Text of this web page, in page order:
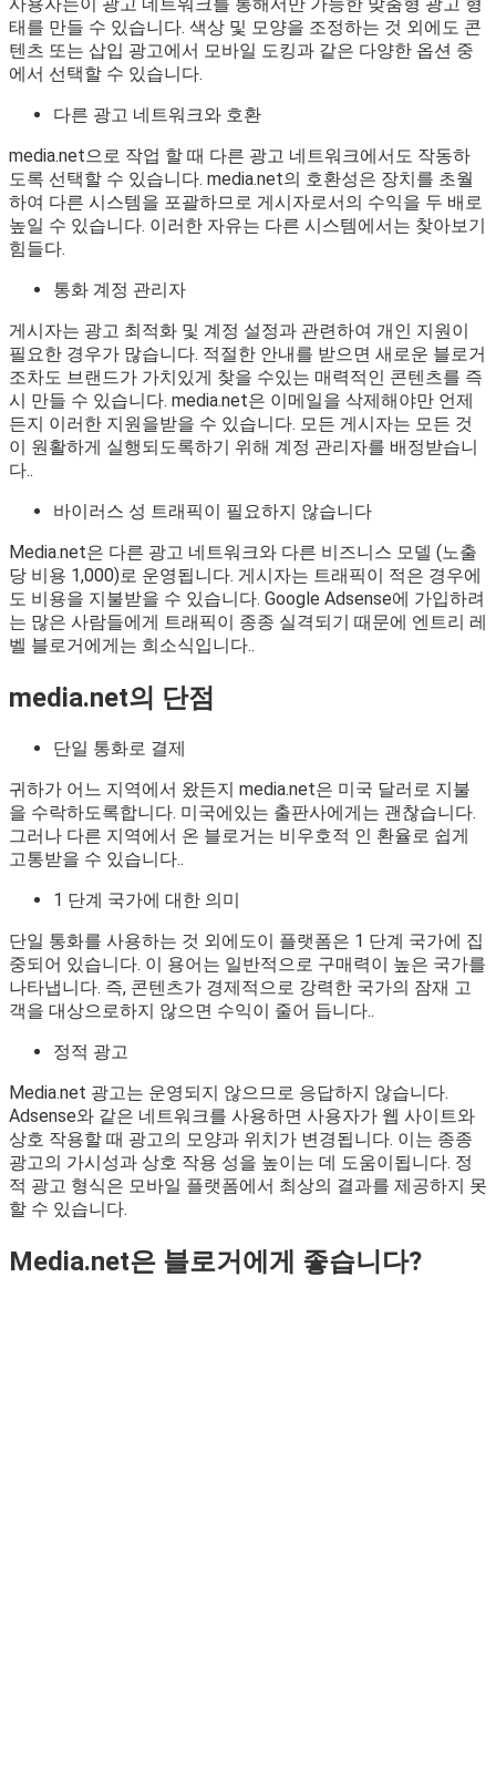
태를 만들 수 있습니다. 색상 및 모양을 조정하는 것 외에도 콘
텐츠 또는 삽입 광고에서 모바일 도킹과 같은 다양한 옵션 중
에서 선택할 수 있습니다.
다른 광고 네트워크와 호환
media.net으로 작업 할 때 다른 광고 네트워크에서도 작동하
도록 선택할 수 있습니다. media.net의 호환성은 장치를 초월
하여 다른 시스템을 포괄하므로 게시자로서의 수익을 두 배로
높일 수 있습니다. 이러한 자유는 다른 시스템에서는 찾아보기
힘들다.
통화 계정 관리자
게시자는 광고 최적화 및 계정 설정과 관련하여 개인 지원이
필요한 경우가 많습니다. 적절한 안내를 받으면 새로운 블로거
조차도 브랜드가 가치있게 찾을 수있는 매력적인 콘텐츠를 즉
시 만들 수 있습니다. media.net은 이메일을 삭제해야만 언제
든지 이러한 지원을받을 수 있습니다. 모든 게시자는 모든 것
이 원활하게 실행되도록하기 위해 계정 관리자를 배정받습니
다..
바이러스 성 트래픽이 필요하지 않습니다
Media.net은 다른 광고 네트워크와 다른 비즈니스 모델 (노출
당 비용 1,000)로 운영됩니다. 게시자는 트래픽이 적은 경우에
도 비용을 지불받을 수 있습니다. Google Adsense에 가입하려
는 많은 사람들에게 트래픽이 종종 실격되기 때문에 엔트리 레
벨 블로거에게는 희소식입니다..
media.net의 단점
단일 통화로 결제
귀하가 어느 지역에서 왔든지 media.net은 미국 달러로 지불
을 수락하도록합니다. 미국에있는 출판사에게는 괜찮습니다.
그러나 다른 지역에서 온 블로거는 비우호적 인 환율로 쉽게
고통받을 수 있습니다..
1 단계 국가에 대한 의미
단일 통화를 사용하는 것 외에도이 플랫폼은 1 단계 국가에 집
중되어 있습니다. 이 용어는 일반적으로 구매력이 높은 국가를
나타냅니다. 즉, 콘텐츠가 경제적으로 강력한 국가의 잠재 고
객을 대상으로하지 않으면 수익이 줄어 듭니다..
정적 광고
Media.net 광고는 운영되지 않으므로 응답하지 않습니다.
Adsense와 같은 네트워크를 사용하면 사용자가 웹 사이트와
상호 작용할 때 광고의 모양과 위치가 변경됩니다. 이는 종종
광고의 가시성과 상호 작용 성을 높이는 데 도움이됩니다. 정
적 광고 형식은 모바일 플랫폼에서 최상의 결과를 제공하지 못
할 수 있습니다.
Media.net은 블로거에게 좋습니다?